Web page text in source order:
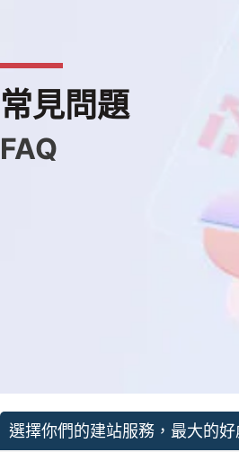
常見問題
FAQ
選擇你們的建站服務，最大的好